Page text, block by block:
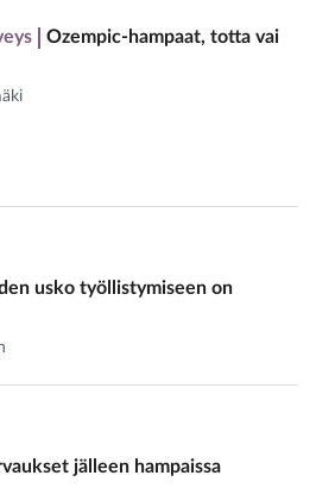
Ozempic-hampaat, totta vai
usko työllistymiseen on
jälleen hampaissa